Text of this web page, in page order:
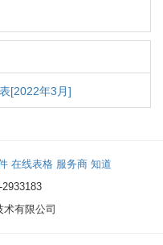
[2022年3月]
在线表格 服务商 知道
有限公司